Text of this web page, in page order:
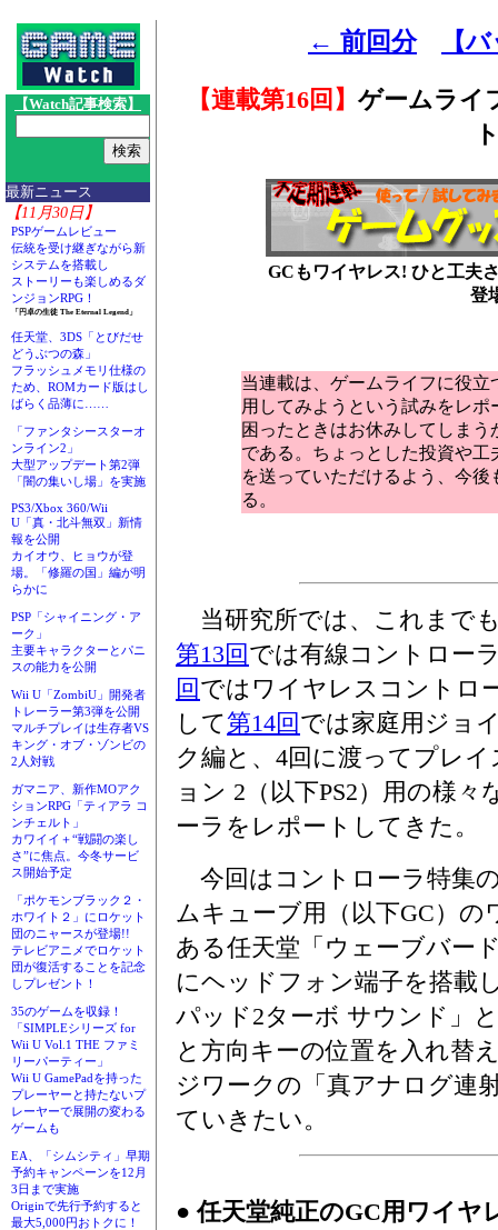
【Watch記事検索】
最新ニュース
【11月30日】
PSPゲームレビュー
伝統を受け継ぎながら新
システムを搭載し
ストーリーも楽しめるダ
ンジョンRPG！
「円卓の生徒 The Eternal Legend」
任天堂、3DS「とびだせ
どうぶつの森」
フラッシュメモリ仕様の
ため、ROMカード版はし
ばらく品薄に……
「ファンタシースターオ
ンライン2」
大型アップデート第2弾
「闇の集いし場」を実施
PS3/Xbox 360/Wii
U「真・北斗無双」新情
報を公開
カイオウ、ヒョウが登
場。「修羅の国」編が明
らかに
PSP「シャイニング・ア
ーク」
主要キャラクターとパニ
スの能力を公開
Wii U「ZombiU」開発者
トレーラー第3弾を公開
マルチプレイは生存者VS
キング・オブ・ゾンビの
2人対戦
ガマニア、新作MOアク
ションRPG「ティアラ コ
ンチェルト」
カワイイ＋“戦闘の楽し
さ”に焦点。今冬サービ
ス開始予定
「ポケモンブラック２・
ホワイト２」にロケット
団のニャースが登場!!
テレビアニメでロケット
団が復活することを記念
しプレゼント！
35のゲームを収録！
「SIMPLEシリーズ for
Wii U Vol.1 THE ファミ
リーパーティー」
Wii U GamePadを持った
プレーヤーと持たないプ
レーヤーで展開の変わる
ゲームも
EA、「シムシティ」早期
予約キャンペーンを12月
3日まで実施
Originで先行予約すると
最大5,000円おトクに！
← 前回分 【
【連載第16回】ゲームライ
GCもワイヤレス! ひと工夫
登
当連載は、ゲームライフに役
用してみようという試みをレ
困ったときはお休みしてしま
である。ちょっとした投資や
を送っていただけるよう、今
る。
当研究所では、これまで
第13回 では有線コントロー
回 ではワイヤレスコントロ
して第14回 では家庭用ジョ
ク編と、4回に渡ってプレ
ョン 2（以下PS2）用の様々
ーラをレポートしてきた。
今回はコントローラ特集
ムキューブ用（以下GC）
ある任天堂「ウェーブバー
にヘッドフォン端子を搭載
パッド2ターボ サウンド」
と方向キーの位置を入れ替
ジワークの「真アナログ連
ていきたい。
● 任天堂純正のGC用ワイヤ